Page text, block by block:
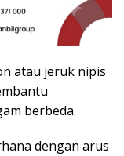
atau jeruk nipis
berbeda.
dengan arus